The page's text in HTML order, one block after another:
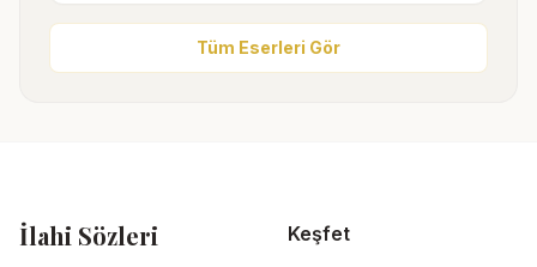
Tüm Eserleri Gör
İlahi Sözleri Keşfet